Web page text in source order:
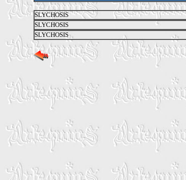
SLYCHOSIS
SLYCHOSIS
SLYCHOSIS